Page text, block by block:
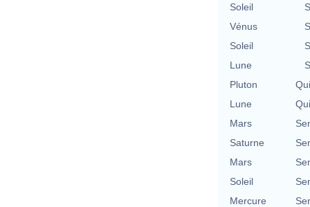
Soleil
Vénus
Soleil
Lune
Pluton
Lune
Mars
Saturne
Mars
Soleil
Mercure